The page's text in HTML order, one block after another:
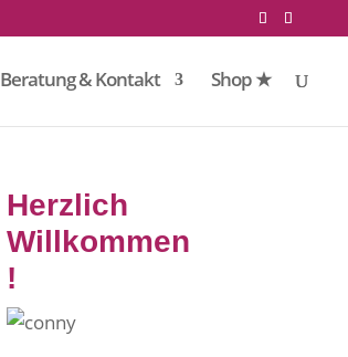
Beratung & Kontakt Shop ★
Herzlich
Willkommen
!